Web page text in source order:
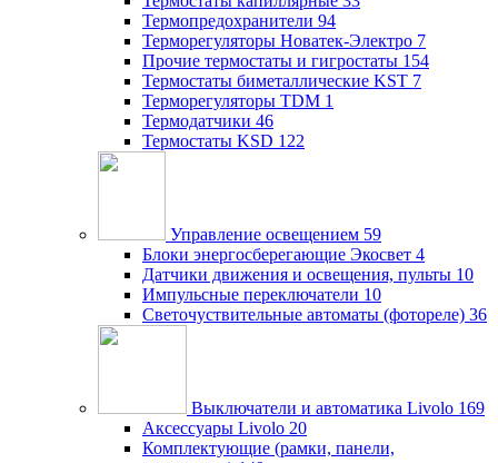
Термопредохранители 94
Терморегуляторы Новатек-Электро 7
Прочие термостаты и гигростаты 154
Термостаты биметаллические KST 7
Терморегуляторы TDM 1
Термодатчики 46
Термостаты KSD 122
Управление освещением 59
Блоки энергосберегающие Экосвет 4
Датчики движения и освещения, пульты 10
Импульсные переключатели 10
Светочуствительные автоматы (фотореле) 36
Выключатели и автоматика Livolo 169
Аксессуары Livolo 20
Комплектующие (рамки, панели,